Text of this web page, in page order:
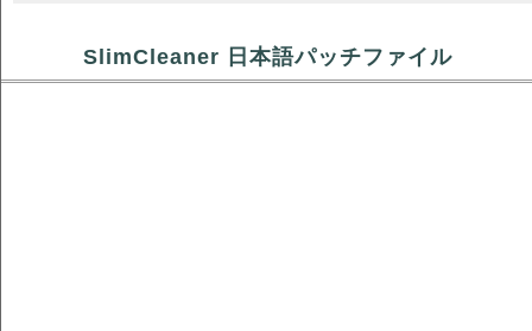
SlimCleaner 日本語パッチファイル